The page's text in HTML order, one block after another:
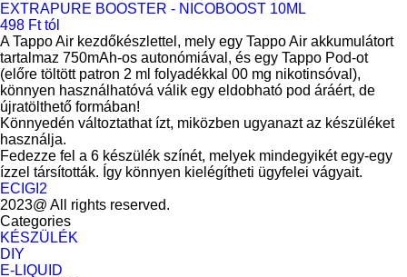
EXTRAPURE BOOSTER - NICOBOOST 10ML
498 Ft tól
A Tappo Air kezdőkészlettel, mely egy Tappo Air akkumulátort
tartalmaz 750mAh-os autonómiával, és egy Tappo Pod-ot
(előre töltött patron 2 ml folyadékkal 00 mg nikotinsóval),
könnyen használhatóvá válik egy eldobható pod áráért, de
újratölthető formában!
Könnyedén változtathat ízt, miközben ugyanazt az készüléket
használja.
Fedezze fel a 6 készülék színét, melyek mindegyikét egy-egy
ízzel társították. Így könnyen kielégítheti ügyfelei vágyait.
ECIGI2
2023@ All rights reserved.
Categories
KÉSZÜLÉK
DIY
E-LIQUID